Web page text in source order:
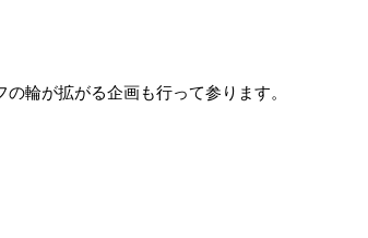
輪が拡がる企画も行って参ります。